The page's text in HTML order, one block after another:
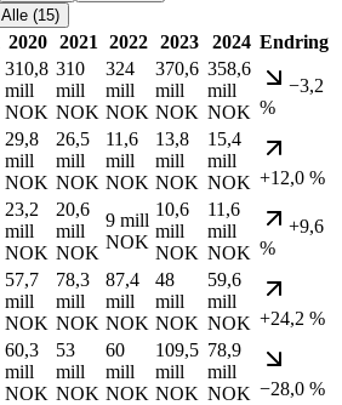
Alle (15)
2020 2021 2022 2023 2024 Endring
310,8
mill
NOK
310
mill
NOK
324
mill
NOK
370,6
mill
NOK
358,6
mill
NOK
−3,2
%
29,8
mill
NOK
26,5
mill
NOK
11,6
mill
NOK
13,8
mill
NOK
15,4
mill
NOK +12,0 %
23,2
mill
NOK
20,6
mill
NOK
9 mill
NOK
10,6
mill
NOK
11,6
mill
NOK
+9,6
%
57,7
mill
NOK
78,3
mill
NOK
87,4
mill
NOK
48
mill
NOK
59,6
mill
NOK +24,2 %
60,3
mill
NOK
53
mill
NOK
60
mill
NOK
109,5
mill
NOK
78,9
mill
NOK −28,0 %